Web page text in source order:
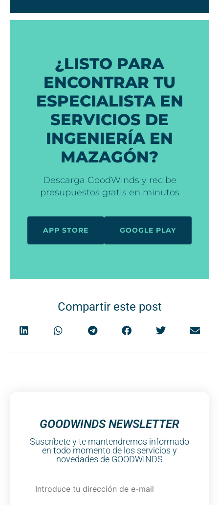
¿LISTO PARA
ENCONTRAR TU
ESPECIALISTA EN
SERVICIOS DE
INGENIERÍA EN
MAZAGÓN?
Descarga GoodWinds y recibe
presupuestos gratis en minutos
APP STORE GOOGLE PLAY
Compartir este post
GOODWINDS NEWSLETTER
Suscríbete y te mantendremos informado
en todo momento de los servicios y
novedades de GOODWINDS